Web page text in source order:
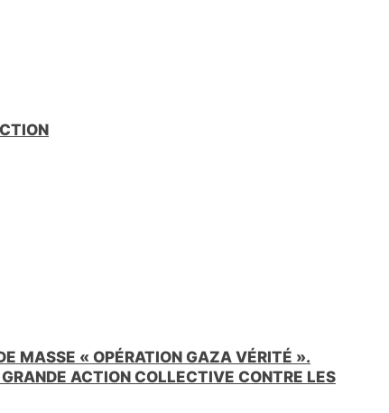
MASSE « OPÉRATION GAZA VÉRITÉ ».
ACTION COLLECTIVE CONTRE LES